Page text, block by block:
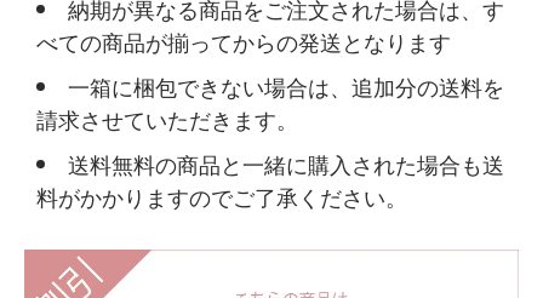
納期が異なる商品をご注文された場合は、す
べての商品が揃ってからの発送となります
一箱に梱包できない場合は、追加分の送料を
請求させていただきます。
送料無料の商品と一緒に購入された場合も送
料がかかりますのでご了承ください。